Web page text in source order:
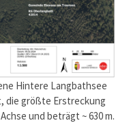
Hintere Langbathsee
die größte Erstreckung
und beträgt ~ 630 m.